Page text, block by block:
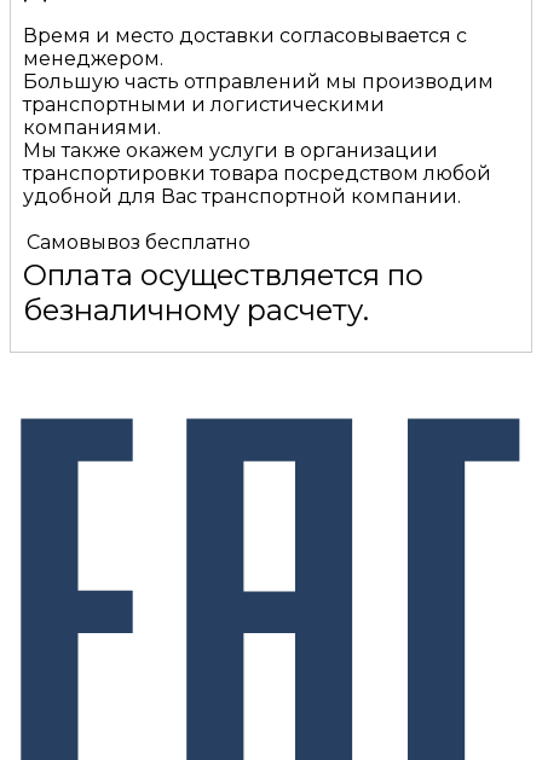
Время и место доставки согласовывается с
менеджером.
Большую часть отправлений мы производим
транспортными и логистическими
компаниями.
Мы также окажем услуги в организации
транспортировки товара посредством любой
удобной для Вас транспортной компании.
Самовывоз бесплатно
Оплата осуществляется по
безналичному расчету.